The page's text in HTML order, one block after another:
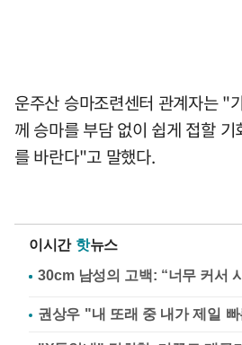
운주산 승마조련센터 관계자는 "
께 승마를 부담 없이 쉽게 접할
를 바란다"고 말했다.
이시간 핫뉴스
권상우 "내 또래 중 내가 제일